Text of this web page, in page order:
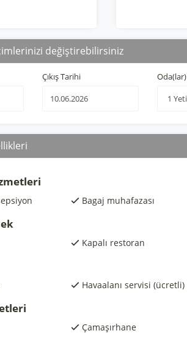
değiştirebilirsiniz
Çıkış Tarihi Oda(lar)
Bagaj muhafazası
Kapalı restoran
Havaalanı servisi (ücretli)
Çamaşırhane